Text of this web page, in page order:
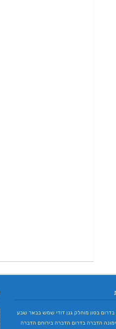
בטון מוחלק גנן דודי שמש בבאר שבע
הדברה בדרום הדברה בירוחם הדברה